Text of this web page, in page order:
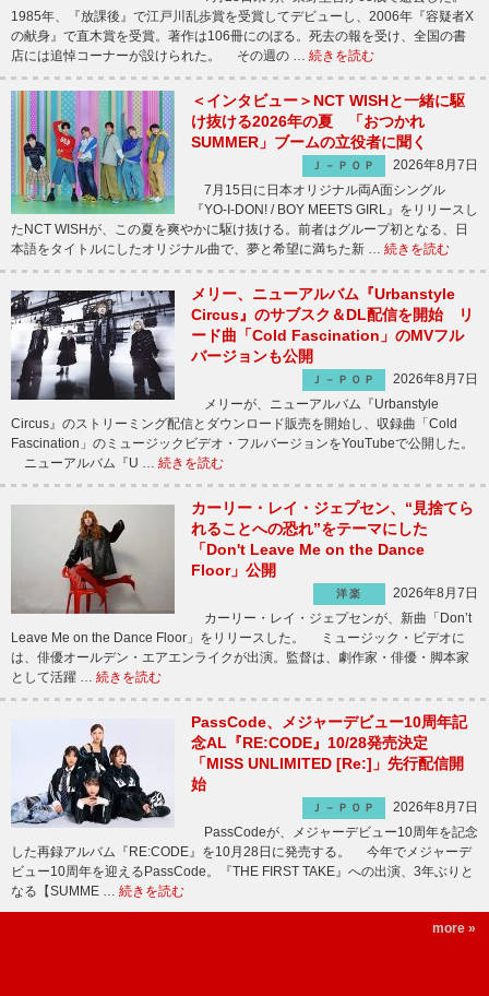
1985年、『放課後』で江戸川乱歩賞を受賞してデビューし、2006年『容疑者X
の献身』で直木賞を受賞。著作は106冊にのぼる。死去の報を受け、全国の書
店には追悼コーナーが設けられた。 その週の … 続きを読む
＜インタビュー＞NCT WISHと一緒に駆
け抜ける2026年の夏 「おつかれ
SUMMER」ブームの立役者に聞く
Ｊ－ＰＯＰ
2026年8月7日
7月15日に日本オリジナル両A面シングル
『YO-I-DON! / BOY MEETS GIRL』をリリースし
たNCT WISHが、この夏を爽やかに駆け抜ける。前者はグループ初となる、日
本語をタイトルにしたオリジナル曲で、夢と希望に満ちた新 … 続きを読む
メリー、ニューアルバム『Urbanstyle
Circus』のサブスク＆DL配信を開始 リ
ード曲「Cold Fascination」のMVフル
バージョンも公開
Ｊ－ＰＯＰ
2026年8月7日
メリーが、ニューアルバム『Urbanstyle
Circus』のストリーミング配信とダウンロード販売を開始し、収録曲「Cold
Fascination」のミュージックビデオ・フルバージョンをYouTubeで公開した。
ニューアルバム『U … 続きを読む
カーリー・レイ・ジェプセン、“見捨てら
れることへの恐れ”をテーマにした
「Don't Leave Me on the Dance
Floor」公開
洋楽
2026年8月7日
カーリー・レイ・ジェプセンが、新曲「Don’t
Leave Me on the Dance Floor」をリリースした。 ミュージック・ビデオに
は、俳優オールデン・エアエンライクが出演。監督は、劇作家・俳優・脚本家
として活躍 … 続きを読む
PassCode、メジャーデビュー10周年記
念AL『RE:CODE』10/28発売決定
「MISS UNLIMITED [Re:]」先行配信開
始
Ｊ－ＰＯＰ
2026年8月7日
PassCodeが、メジャーデビュー10周年を記念
した再録アルバム『RE:CODE』を10月28日に発売する。 今年でメジャーデ
ビュー10周年を迎えるPassCode。『THE FIRST TAKE』への出演、3年ぶりと
なる【SUMME … 続きを読む
more »